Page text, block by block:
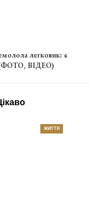
легковик: є
(ФОТО, ВІДЕО)
ЖИТТЯ